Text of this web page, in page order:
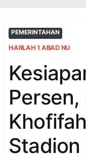
PEMERINTAHAN
HARLAH 1 ABAD NU
Stadion